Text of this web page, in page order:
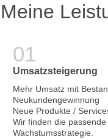
Meine
Umsatzsteigerung
Mehr Umsatz mit
Neukundengewinnung
Neue Produkte /
Wir finden die passende
Wachstumsstrategie.